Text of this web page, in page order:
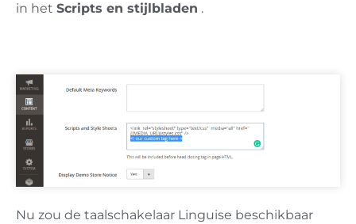
in het Scripts en stijlbladen .
Nu zou de taalschakelaar Linguise beschikbaar